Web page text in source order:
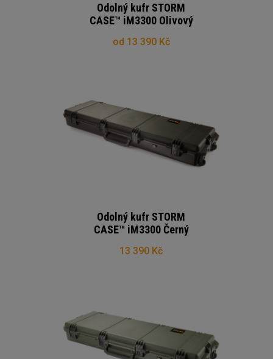
Odolný kufr STORM
CASE™ iM3300 Olivový
od 13 390 Kč
Odolný kufr STORM
CASE™ iM3300 Černý
13 390 Kč